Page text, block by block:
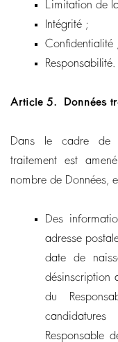
Limitation de
Intégrité ;
Confidentialité ;
Responsabilité.
Article 5. Données
Dans le cadre de
traitement est
nombre de Données,
Des
adresse
date de
désinscription
du
Responsable